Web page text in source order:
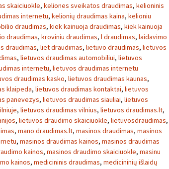
skaiciuokle, keliones sveikatos draudimas, kelioninis
internetu, kelionių draudimas kaina, kelioniu
draudimas, kiek kainuoja draudimas, kiek kainuoja
draudimas, kroviniu draudimas, l draudimas, laidavimo
draudimas, liet draudimas, lietuvo draudimas, lietuvos
, lietuvos draudimas automobiliui, lietuvos
internetu, lietuvos draudimas internetu
draudimas kasko, lietuvos draudimas kaunas,
klaipeda, lietuvos draudimas kontaktai, lietuvos
panevezys, lietuvos draudimas siauliai, lietuvos
, lietuvos draudimas vilnius, lietuvos draudimas.lt,
, lietuvos draudimo skaiciuokle, lietuvosdraudimas,
, mano draudimas.lt, masinos draudimas, masinos
, masinos draudimas kainos, masinos draudimas
kainos, masinos draudimo skaiciuokle, masinu
kainos, medicininis draudimas, medicininių išlaidų